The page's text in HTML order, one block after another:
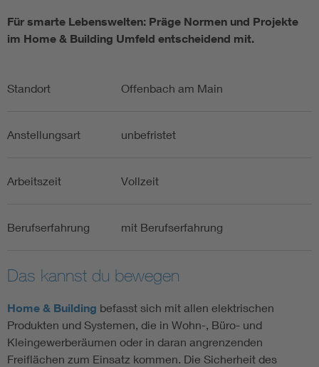
Für smarte Lebenswelten: Präge Normen und Projekte
im Home & Building Umfeld entscheidend mit.
Standort Offenbach am Main
Anstellungsart unbefristet
Arbeitszeit Vollzeit
Berufserfahrung mit Berufserfahrung
Das kannst du bewegen
Home & Building befasst sich mit allen elektrischen
Produkten und Systemen, die in Wohn-, Büro- und
Kleingewerberäumen oder in daran angrenzenden
Freiflächen zum Einsatz kommen. Die Sicherheit des